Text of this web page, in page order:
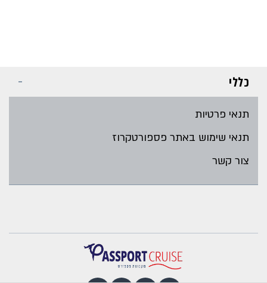
כללי
תנאי פרטיות
תנאי שימוש באתר פספורטקרוז
צור קשר